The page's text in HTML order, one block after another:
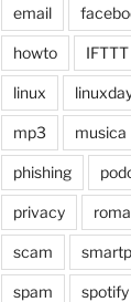
email
howto IFTTT
linux
mp3 musica
phishing
privacy roma
scam
spam spotify